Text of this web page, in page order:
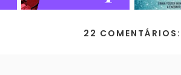
22 COMENTÁRIOS: